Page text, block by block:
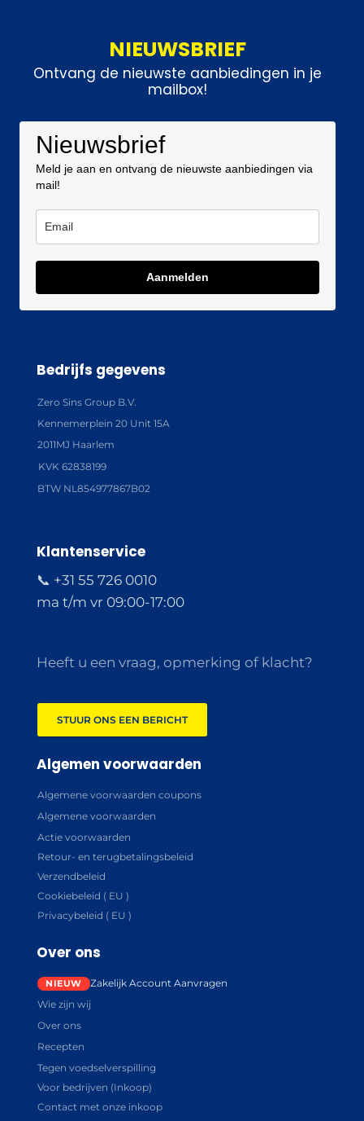
NIEUWSBRIEF
Ontvang de nieuwste aanbiedingen in je
mailbox!
Nieuwsbrief
Meld je aan en ontvang de nieuwste aanbiedingen via
mail!
Aanmelden
Bedrijfs gegevens
Zero Sins Group B.V.
Kennemerplein 20 Unit 15A
2011MJ Haarlem
KVK 62838199
BTW NL854977867B02
Klantenservice
📞 +31 55 726 0010
ma t/m vr 09:00-17:00
Heeft u een vraag, opmerking of klacht?
STUUR ONS EEN BERICHT
Algemen voorwaarden
Algemene voorwaarden coupons
Algemene voorwaarden
Actie voorwaarden
Retour- en terugbetalingsbeleid
Verzendbeleid
Cookiebeleid ( EU )
Privacybeleid ( EU )
Over ons
Zakelijk Account Aanvragen
Wie zijn wij
Over ons
Recepten
Tegen voedselverspilling
Voor bedrijven (Inkoop)
Contact met onze inkoop